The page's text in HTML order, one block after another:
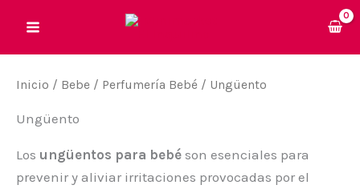
contenido
Inicio / Bebe / Perfumería Bebé / Ungüento
Ungüento
Los ungüentos para bebé son esenciales para
prevenir y aliviar irritaciones provocadas por el